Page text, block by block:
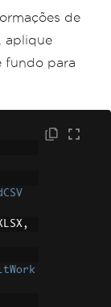
de
aplique
fundo para
,